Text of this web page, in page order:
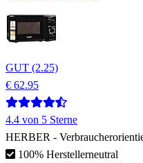
GUT (2.25)
€ 62.95
4.4 von 5 Sterne
HERBER -
100% Herstellerneutral